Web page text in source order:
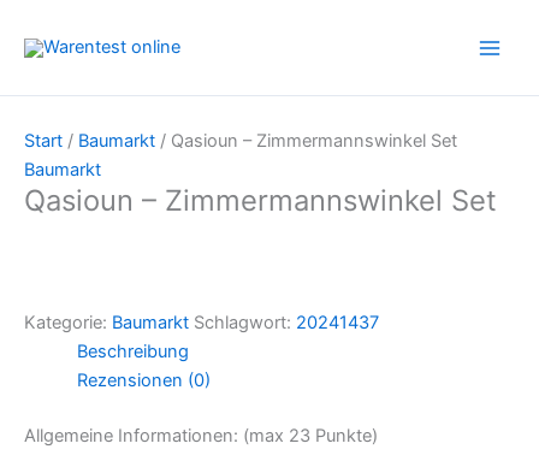
Inhalt
Start / Baumarkt / Qasioun – Zimmermannswinkel Set
Baumarkt
Qasioun – Zimmermannswinkel Set
Kategorie: Baumarkt Schlagwort: 20241437
Beschreibung
Rezensionen (0)
Allgemeine Informationen: (max 23 Punkte)